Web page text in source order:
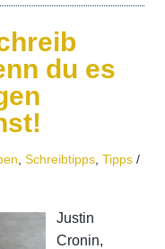
du es
Schreibtipps Tipps /
Justin
Cronin,